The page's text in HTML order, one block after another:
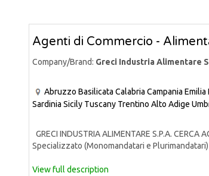
Agenti di Commercio -
Company/Brand: Greci Industria Alimentare
Abruzzo Basilicata Calabria Campania Emilia
Sardinia Sicily Tuscany Trentino Alto Adige
GRECI INDUSTRIA ALIMENTARE S.P.A.
Specializzato (Monomandatari e Plurimandatari)
View full description